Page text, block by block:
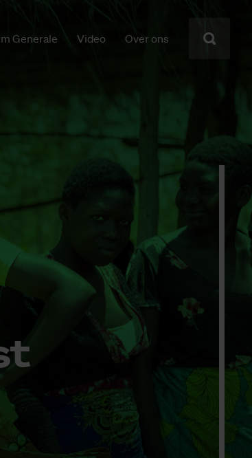
Generale Video Over ons